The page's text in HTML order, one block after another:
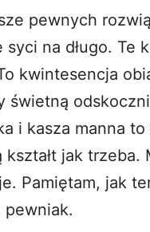
pewnych
na długo. Te
kwintesencja
świetną
i kasza manna
jak
Pamiętam, jak
pewniak.